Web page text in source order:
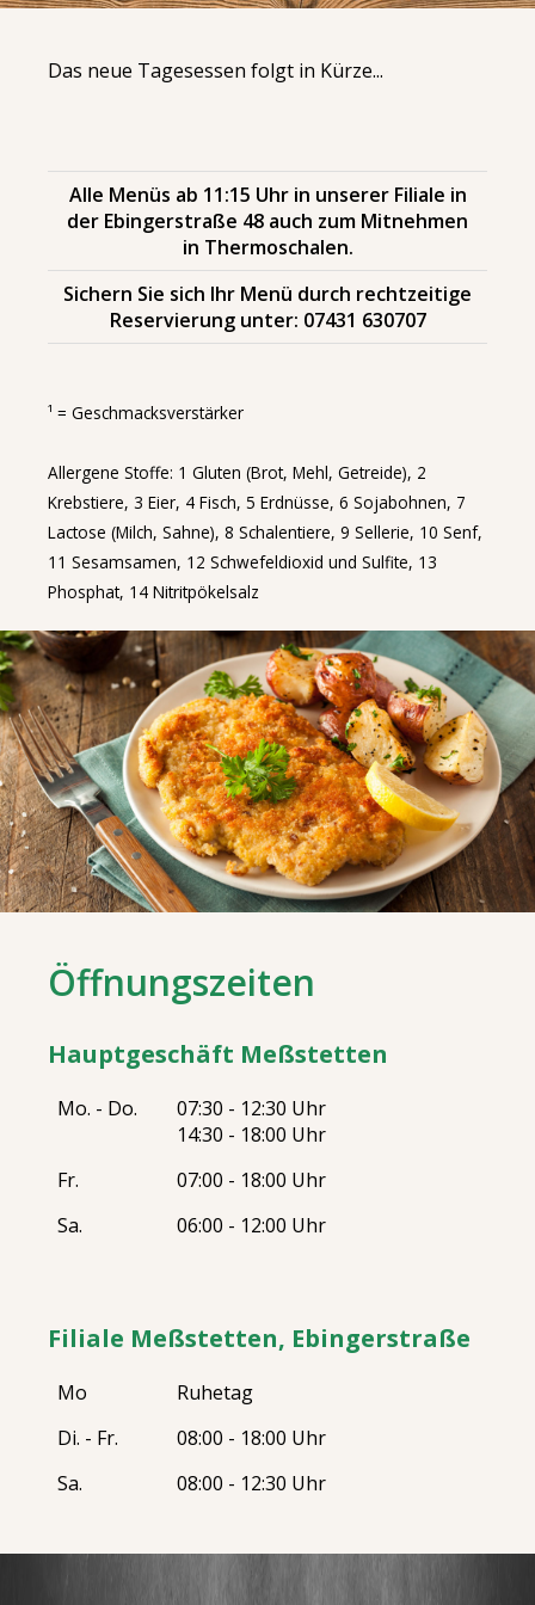
Das neue Tagesessen folgt in Kürze...
Alle Menüs ab 11:15 Uhr in unserer Filiale in
der Ebingerstraße 48 auch zum Mitnehmen
in Thermoschalen.
Sichern Sie sich Ihr Menü durch rechtzeitige
Reservierung unter: 07431 630707
¹ = Geschmacksverstärker
Allergene Stoffe: 1 Gluten (Brot, Mehl, Getreide), 2
Krebstiere, 3 Eier, 4 Fisch, 5 Erdnüsse, 6 Sojabohnen, 7
Lactose (Milch, Sahne), 8 Schalentiere, 9 Sellerie, 10 Senf,
11 Sesamsamen, 12 Schwefeldioxid und Sulfite, 13
Phosphat, 14 Nitritpökelsalz
Öffnungszeiten
Hauptgeschäft Meßstetten
Mo. - Do.
07:30 - 12:30 Uhr
14:30 - 18:00 Uhr
Fr.
07:00 - 18:00 Uhr
Sa.
06:00 - 12:00 Uhr
Filiale Meßstetten, Ebingerstraße
Mo
Ruhetag
Di. - Fr.
08:00 - 18:00 Uhr
Sa.
08:00 - 12:30 Uhr